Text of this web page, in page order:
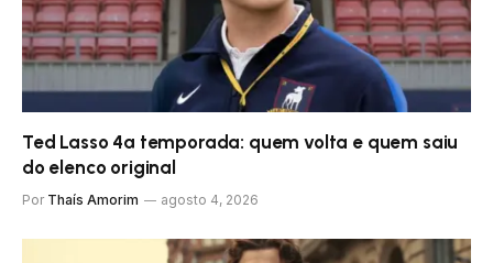
Ted Lasso 4ª temporada: quem volta e quem saiu
do elenco original
Por Thaís Amorim agosto 4, 2026